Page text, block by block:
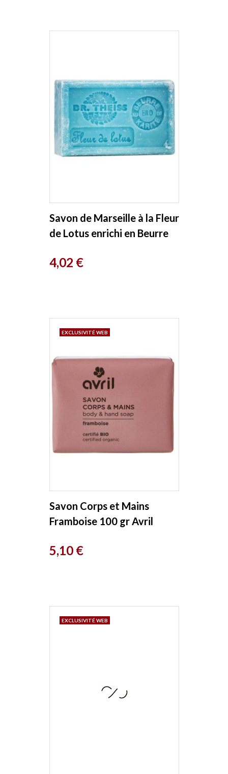
Savon de Marseille à la Fleur
de Lotus enrichi en Beurre
Prix
4,02 €
Savon Corps et Mains
Framboise 100 gr Avril
Prix
5,10 €
EXCLUSIVITÉ WEB
EXCLUSIVITÉ WEB